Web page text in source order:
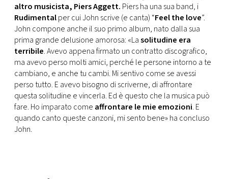
altro musicista, Piers Aggett. Piers ha una sua band, i
Rudimentalper cui John scrive (e canta) “Feel the love”.
John compone anche il suo primo album, nato dalla sua
prima grande delusione amorosa: «Lasolitudine era
terribile. Avevo appena firmato un contratto discografico,
ma avevo perso molti amici, perché le persone intorno a te
cambiano, e anche tu cambi. Mi sentivo come se avessi
perso tutto. E avevo bisogno di scriverne, di affrontare
questa solitudine e vincerla. Ed è questo che la musica può
fare. Ho imparato come affrontare le mie emozioni. E
quando canto queste canzoni, mi sento bene» ha concluso
John.